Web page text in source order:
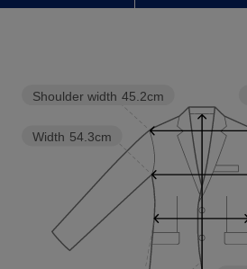
Width 54.3cm
Shoulder width 45.2cm